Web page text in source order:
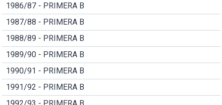
1986/87 - PRIMERA B
1987/88 - PRIMERA B
1988/89 - PRIMERA B
1989/90 - PRIMERA B
1990/91 - PRIMERA B
1991/92 - PRIMERA B